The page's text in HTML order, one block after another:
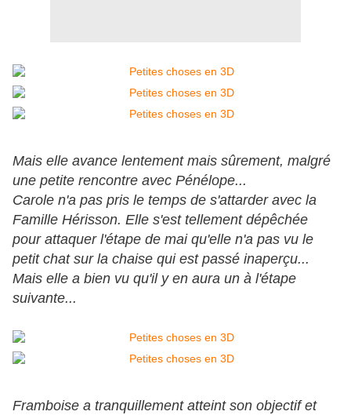
Mais elle avance lentement mais sûrement, malgré
une petite rencontre avec Pénélope...
Carole n'a pas pris le temps de s'attarder avec la
Famille Hérisson. Elle s'est tellement dépêchée
pour attaquer l'étape de mai qu'elle n'a pas vu le
petit chat sur la chaise qui est passé inaperçu...
Mais elle a bien vu qu'il y en aura un à l'étape
suivante...
Framboise a tranquillement atteint son objectif et